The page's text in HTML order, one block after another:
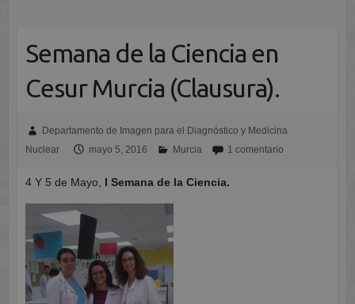
Semana de la Ciencia en
Cesur Murcia (Clausura).
Departamento de Imagen para el Diagnóstico y Medicina
Nuclear
mayo 5, 2016 Murcia 1 comentario
4 Y 5 de Mayo, I Semana de la Ciencia.